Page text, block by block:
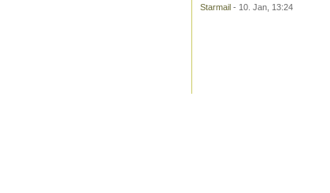
Starmail - 10. Jan, 13:24